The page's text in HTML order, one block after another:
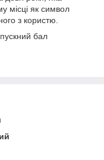
місці як символ
з користю.
бал